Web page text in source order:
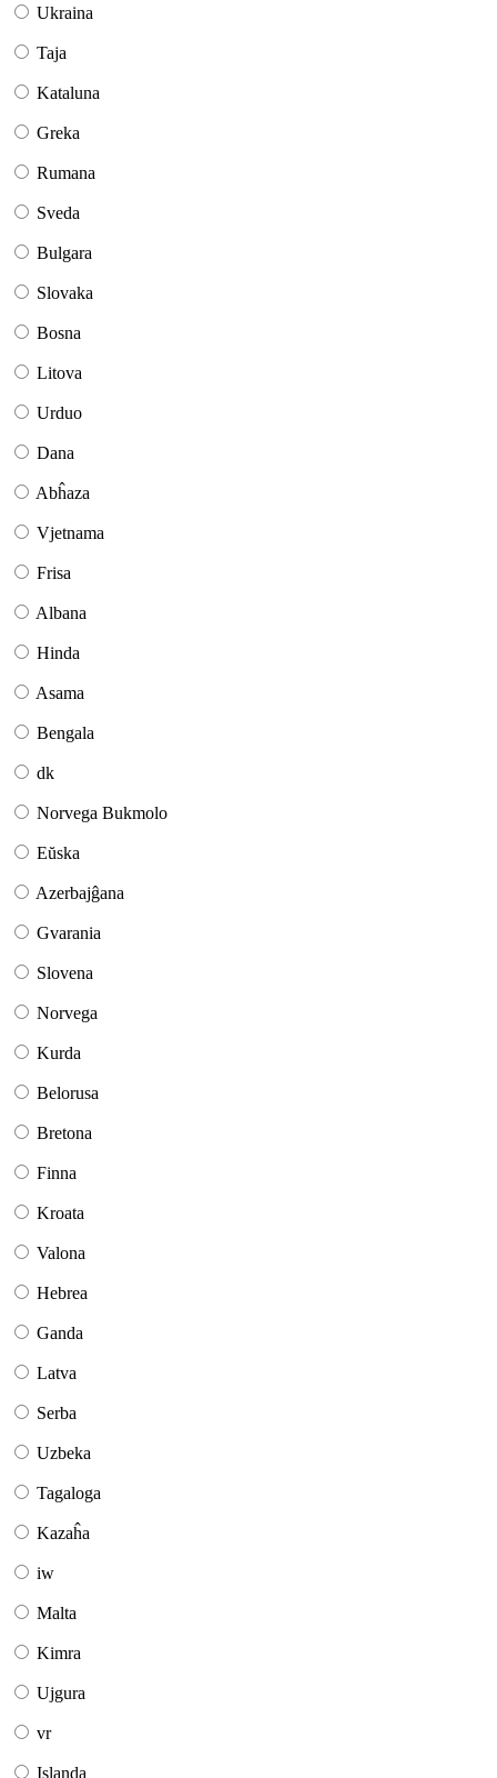
Ukraina
Taja
Kataluna
Greka
Rumana
Sveda
Bulgara
Slovaka
Bosna
Litova
Urduo
Dana
Abĥaza
Vjetnama
Frisa
Albana
Hinda
Asama
Bengala
dk
Norvega Bukmolo
Eŭska
Azerbajĝana
Gvarania
Slovena
Norvega
Kurda
Belorusa
Bretona
Finna
Kroata
Valona
Hebrea
Ganda
Latva
Serba
Uzbeka
Tagaloga
Kazaĥa
iw
Malta
Kimra
Ujgura
vr
Islanda